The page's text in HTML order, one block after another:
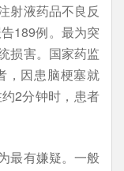
射液药品不良反
189例。最为突
损害。国家药监
，因患脑梗塞就
2分钟时，患者
最有嫌疑。一般